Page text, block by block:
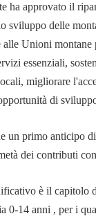
ha approvato il
sviluppo delle
Unioni montane
essenziali,
migliorare
di
un primo anticipo
dei contributi
è il capitolo
0-14 anni , per i